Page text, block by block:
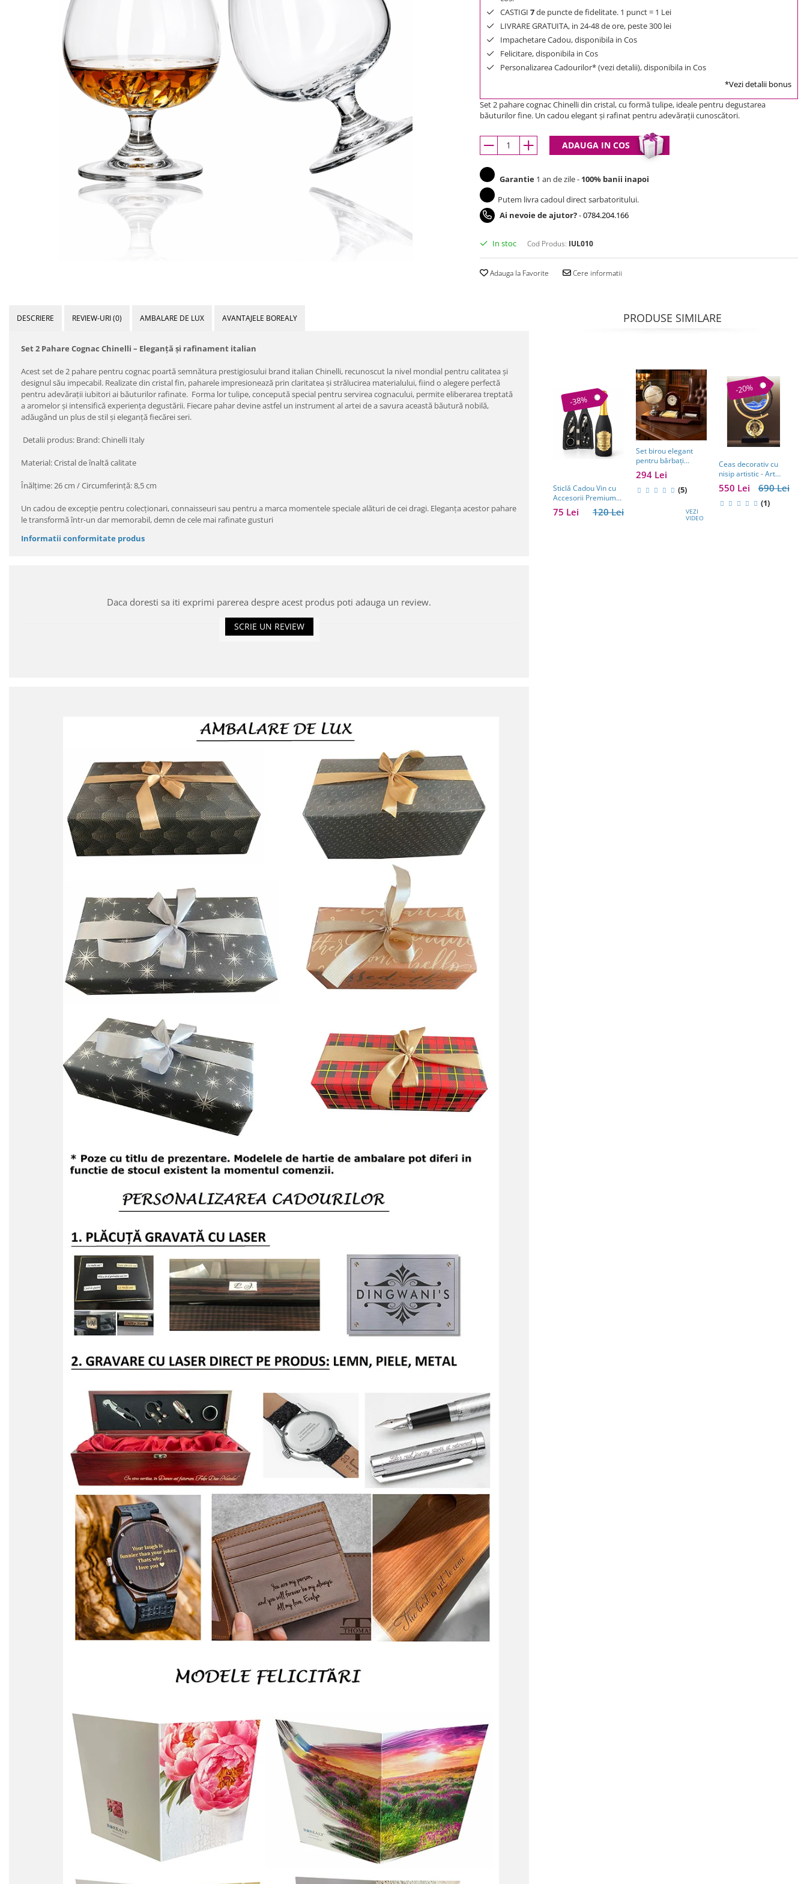
Cele mai vandute
100 Lei - 200 Lei
CASTIGI 7de puncte de fidelitate. 1 punct = 1 Lei
LIVRARE GRATUITA, in 24-48 de ore, peste 300 lei
Impachetare Cadou, disponibila in Cos
Felicitare, disponibila in Cos
Personalizarea Cadourilor* (vezi detalii), disponibila in Cos
*Vezi detalii bonus
Set 2 pahare cognac Chinelli din cristal, cu formă tulipe, ideale pentru degustarea
băuturilor fine. Un cadou elegant și rafinat pentru adevărații cunoscători.
ADAUGA IN COS
Garantie 1 an de zile - 100% banii inapoi
Putem livra cadoul direct sarbatoritului.
Ai nevoie de ajutor?-0784.204.166
In stoc Cod Produs: IUL010
Adauga la Favorite Cere informatii
DESCRIERE REVIEW-URI(0) AMBALARE DE LUX AVANTAJELE BOREALY
Set 2 Pahare Cognac Chinelli – Eleganță și rafinament italian
Acest set de 2 pahare pentru cognac poartă semnătura prestigiosului brand italian Chinelli, recunoscut la nivel mondial pentru calitatea și
designul său impecabil. Realizate din cristal fin, paharele impresionează prin claritatea și strălucirea materialului, fiind o alegere perfectă
pentru adevărații iubitori ai băuturilor rafinate. Forma lor tulipe, concepută special pentru servirea cognacului, permite eliberarea treptată
a aromelor și intensifică experiența degustării. Fiecare pahar devine astfel un instrument al artei de a savura această băutură nobilă,
adăugând un plus de stil și eleganță fiecărei seri.
Detalii produs: Brand: Chinelli Italy
Material: Cristal de înaltă calitate
Înălțime: 26 cm / Circumferință: 8,5 cm
Un cadou de excepție pentru colecționari, connaisseuri sau pentru a marca momentele speciale alături de cei dragi. Eleganța acestor pahare
le transformă într-un dar memorabil, demn de cele mai rafinate gusturi
Informatii conformitate produs
Daca doresti sa iti exprimi parerea despre acest produs poti adauga un review.
SCRIE UN REVIEW
PRODUSE SIMILARE
-38%
Sticlă Cadou Vin cu
Accesorii Premium
Personalizată – Set
Elegant pentru120 Lei
75 Lei
Set birou elegant
pentru bărbați
Business Desk
Antique Clock –
cadou premium
partener de afaceri
294 Lei
(5)
VEZI
VIDEO
-20%
Ceas decorativ cu
nisip artistic - Art
Table Clock
690 Lei
550 Lei
(1)